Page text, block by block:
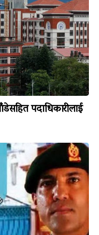
पदाधिकारीलाई